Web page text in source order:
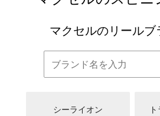
マクセルのリールブ
シーライオン